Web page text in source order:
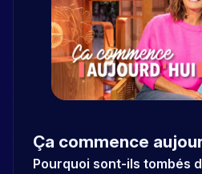
Ça commence
Pourquoi sont-ils tombés